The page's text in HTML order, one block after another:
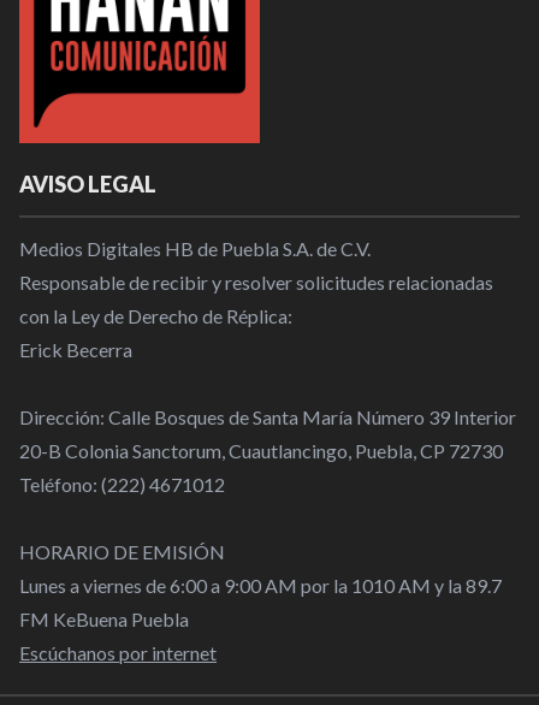
AVISO LEGAL
Medios Digitales HB de Puebla S.A. de C.V.
Responsable de recibir y resolver solicitudes relacionadas
con la Ley de Derecho de Réplica:
Erick Becerra
Dirección: Calle Bosques de Santa María Número 39 Interior
20-B Colonia Sanctorum, Cuautlancingo, Puebla, CP 72730
Teléfono: (222) 4671012
HORARIO DE EMISIÓN
Lunes a viernes de 6:00 a 9:00 AM por la 1010 AM y la 89.7
FM KeBuena Puebla
Escúchanos por internet